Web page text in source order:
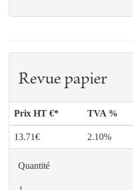
Revue papier
Prix HT €* TVA %
13.71€ 2.10%
Quantité